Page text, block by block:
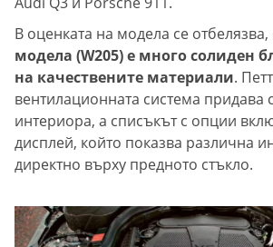
В оценката на модела се отбелязва,
модела (W205) е много солиден
на качествените материали.
вентилационната система придава
интериора, а списъкът с опции
дисплей, който показва различна
директно върху предното стъкло.